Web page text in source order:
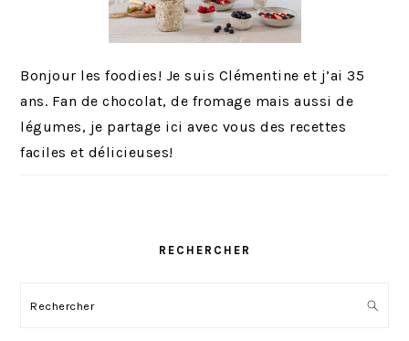
Bonjour les foodies! Je suis Clémentine et j’ai 35
ans. Fan de chocolat, de fromage mais aussi de
légumes, je partage ici avec vous des recettes
faciles et délicieuses!
RECHERCHER
Rechercher